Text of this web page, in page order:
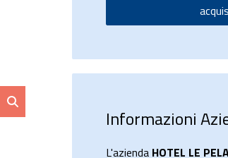
Informazioni
L'azienda HOTEL LE